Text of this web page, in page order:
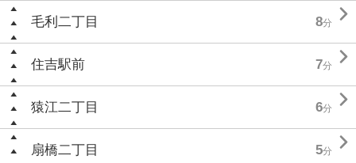
毛利二丁目 8分 
住吉駅前 7分 
猿江二丁目 6分 
扇橋二丁目 5分 